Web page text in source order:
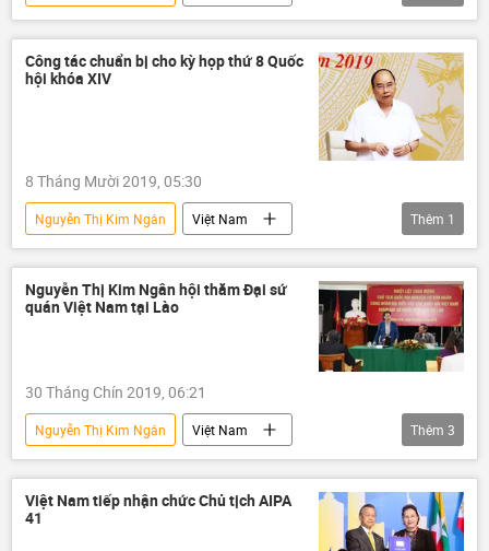
Quốc hội
tiếp khách
Công tác chuẩn bị cho kỳ họp thứ 8 Quốc
hội khóa XIV
8 Tháng Mười 2019, 05:30
Nguyễn Thị Kim Ngân
Việt Nam
Chính trị
Nguyễn Xuân Phúc
Thêm 1
Nguyễn Thị Kim Ngân hội thăm Đại sứ
quán Việt Nam tại Lào
30 Tháng Chín 2019, 06:21
Nguyễn Thị Kim Ngân
Việt Nam
Châu Á
Thế giới
Lào
chuyến thăm
Thêm 3
Việt Nam tiếp nhận chức Chủ tịch AIPA
41